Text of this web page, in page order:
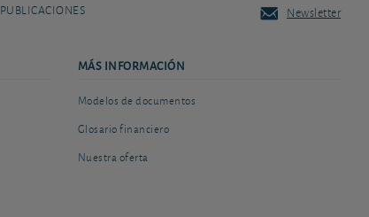
PUBLICACIONES Newsletter
MÁS INFORMACIÓN
Modelos de documentos
Glosario financiero
Nuestra oferta